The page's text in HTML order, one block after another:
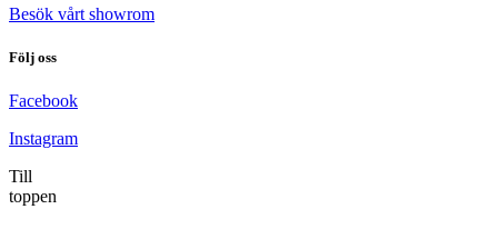
Besök vårt showrom
Följ oss
Facebook
Instagram
Till
toppen